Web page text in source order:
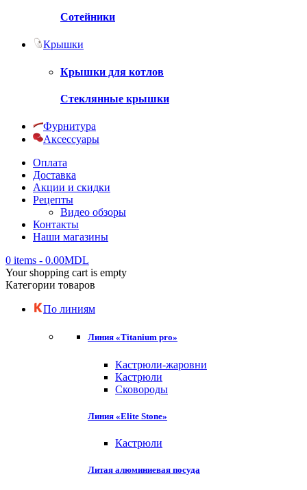
Сотейники
Крышки
Крышки для котлов
Стеклянные крышки
Фурнитура
Аксессуары
Оплата
Доставка
Акции и скидки
Рецепты
Видео обзоры
Контакты
Наши магазины
0 items - 0.00MDL
Your shopping cart is empty
Категории товаров
По линиям
Линия «Titanium pro»
Кастрюли-жаровни
Кастрюли
Сковороды
Линия «Elite Stone»
Кастрюли
Литая алюминиевая посуда